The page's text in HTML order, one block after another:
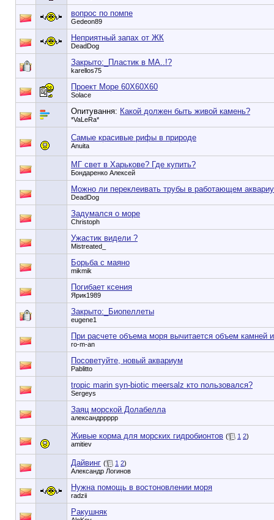
вопрос по помпе
Gedeon89
Неприятный запах от ЖК
DeadDog
Закрыто:_ Пластик в МА..!?
karellos75
Проект Море 60Х60Х60
Solace
Опитування: Какой должен быть живой камень?
*VaLeRa*
Самые красивые рифы в природе
Anuita
МГ свет в Харькове? Где купить?
Бондаренко Алексей
Можно ли переклеивать трубы в работающем
DeadDog
Задумался о море
Christoph
Ужастик видели ?
Mistreated_
Борьба с маяно
mikmik
Погибает ксения
Ярик1989
Закрыто:_ Биопеллеты
eugene1
При расчете объема моря вычитается объем камней
ro-m-an
Посоветуйте, новый аквариум
Pablitto
tropic marin syn-biotic meersalz кто пользовался?
Sergeys
Заяц морской Долабелла
александррррр
Живые корма для морских гидробионтов ( 1 2)
amitiev
Дайвинг ( 1 2)
Александр Логинов
Нужна помощь в востоновлении моря
radzii
Ракушняк